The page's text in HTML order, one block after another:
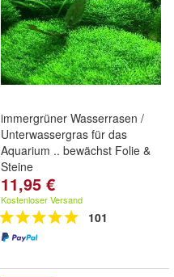
immergrüner Wasserrasen /
Unterwassergras für das
Aquarium .. bewächst Folie &
Steine
11,95 €
Kostenloser Versand
101